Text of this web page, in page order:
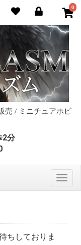
0
売 / ミニチュアホビ
2分
ちしておりま